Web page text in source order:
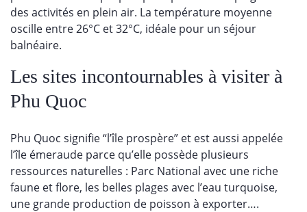
des activités en plein air. La température moyenne
oscille entre 26°C et 32°C, idéale pour un séjour
balnéaire.
Les sites incontournables à visiter à
Phu Quoc
Phu Quoc signifie “l’île prospère” et est aussi appelée
l’île émeraude parce qu’elle possède plusieurs
ressources naturelles : Parc National avec une riche
faune et flore, les belles plages avec l’eau turquoise,
une grande production de poisson à exporter….